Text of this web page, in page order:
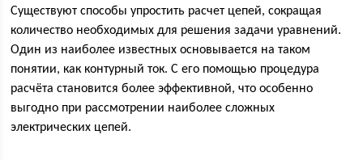
Существуют способы упростить расчет цепей, сокращая
количество необходимых для решения задачи уравнений.
Один из наиболее известных основывается на таком
понятии, как контурный ток. С его помощью процедура
расчёта становится более эффективной, что особенно
выгодно при рассмотрении наиболее сложных
электрических цепей.